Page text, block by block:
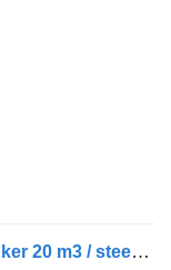
Mercedes-Benz Actros 2540 / fuel tanker 20 m3 / steered axle